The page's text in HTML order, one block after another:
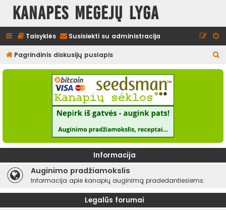
Kanapės mėgėjų lyga
Taisyklės Susisiekti su administracija
Pagrindinis diskusijų puslapis
e
Informacija
Auginimo pradžiamokslis
Informacija apie kanapių auginimą pradedantiesiems.
Legalūs forumai